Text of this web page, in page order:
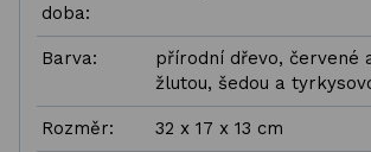
doba:
Barva:
přírodní dřevo, červené
žlutou, šedou a
Rozměr: 32 x 17 x 13 cm